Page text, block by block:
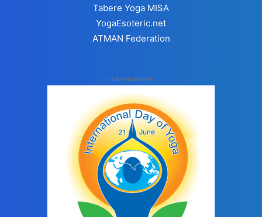
Tabere Yoga MISA
YogaEsoteric.net
ATMAN Federation
- Advertisement -